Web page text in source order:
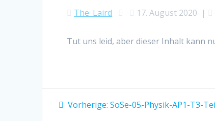
The_Laird 17. August 2020 |
Tut uns leid, aber dieser Inhalt kann
Vorherige: Vorheriger
SoSe-05-Physik-AP1-T3-